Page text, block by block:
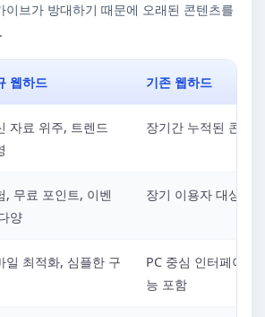
이브가 방대하기 때문에 오래된 콘텐츠를
웹하드 기존 웹하드
자료 위주, 트렌드
장기간 누적된 콘텐
, 무료 포인트, 이벤
양
장기 이용자 대상 혜
일 최적화, 심플한 구
PC 중심 인터페이스,
능 포함